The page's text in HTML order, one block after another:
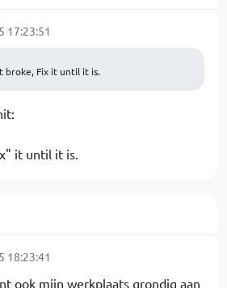
17:23:51
broke, Fix it until it is.
it until it is.
18:23:41
ook mijn werkplaats grondig aan